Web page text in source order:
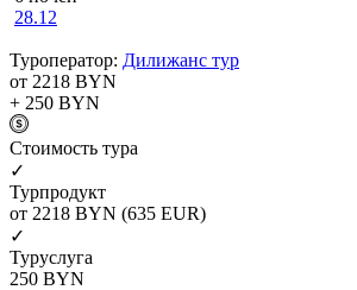
28.12
Туроператор: Дилижанс тур
от 2218 BYN
+ 250 BYN
Cтоимость тура
✓
Турпродукт
от 2218 BYN (635 EUR)
✓
Туруслуга
250 BYN